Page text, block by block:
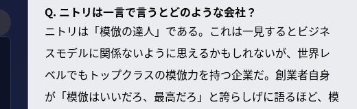
Q. ニトリは一言で言うとどのような会社？
ニトリは「模倣の達人」である。これは一見するとビジネ
スモデルに関係ないように思えるかもしれないが、世界レ
ベルでもトップクラスの模倣力を持つ企業だ。創業者自身
が「模倣はいいだろ、最高だろ」と誇らしげに語るほど、模